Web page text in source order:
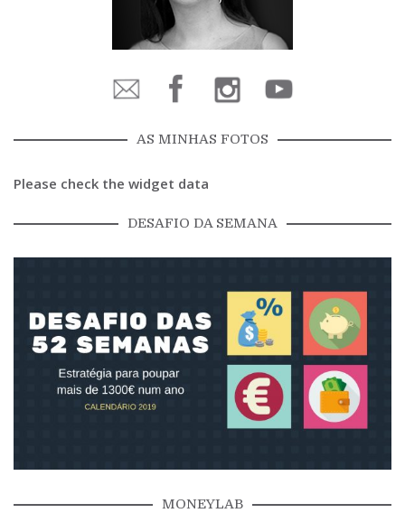
AS MINHAS FOTOS
Please check the widget data
DESAFIO DA SEMANA
MONEYLAB